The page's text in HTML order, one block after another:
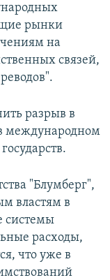
рынки
на
связей,
разрыв в
в международном
"Блумберг",
властям в
системы
расходы,
что уже в